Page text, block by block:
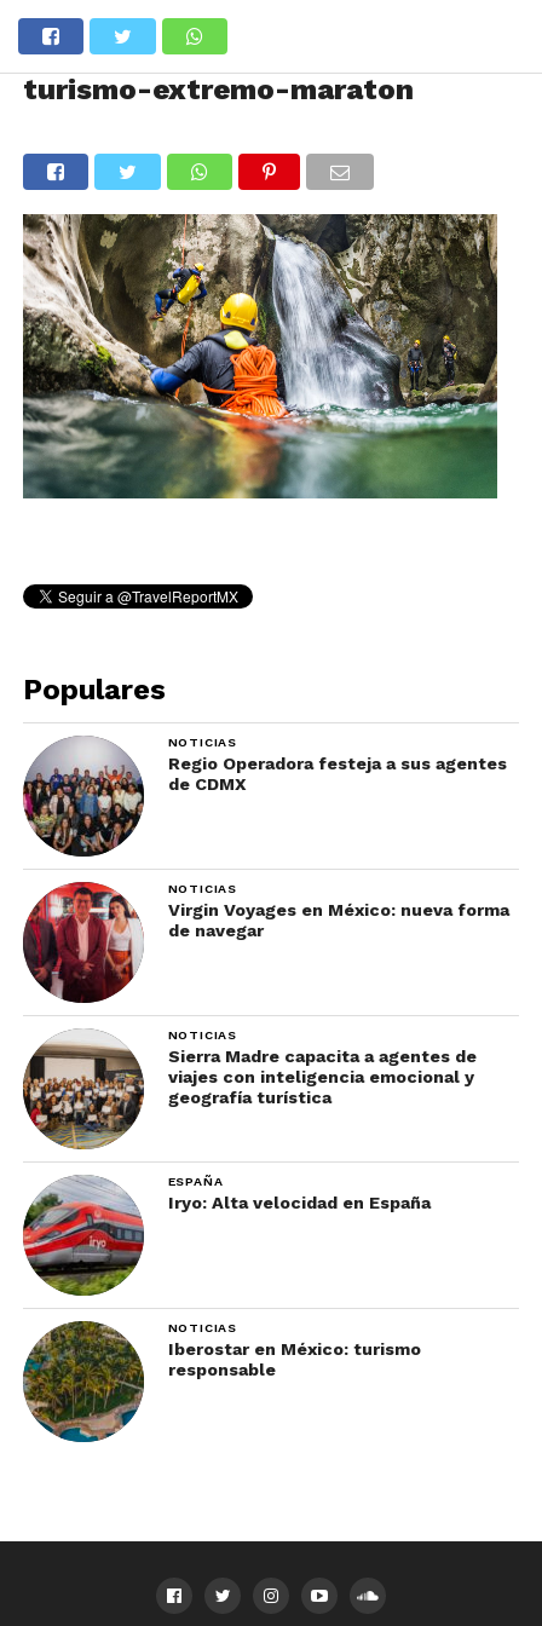
turismo-extremo-maraton
Populares
NOTICIAS
Regio Operadora festeja a sus agentes
de CDMX
NOTICIAS
Virgin Voyages en México: nueva forma
de navegar
NOTICIAS
Sierra Madre capacita a agentes de
viajes con inteligencia emocional y
geografía turística
ESPAÑA
Iryo: Alta velocidad en España
NOTICIAS
Iberostar en México: turismo
responsable